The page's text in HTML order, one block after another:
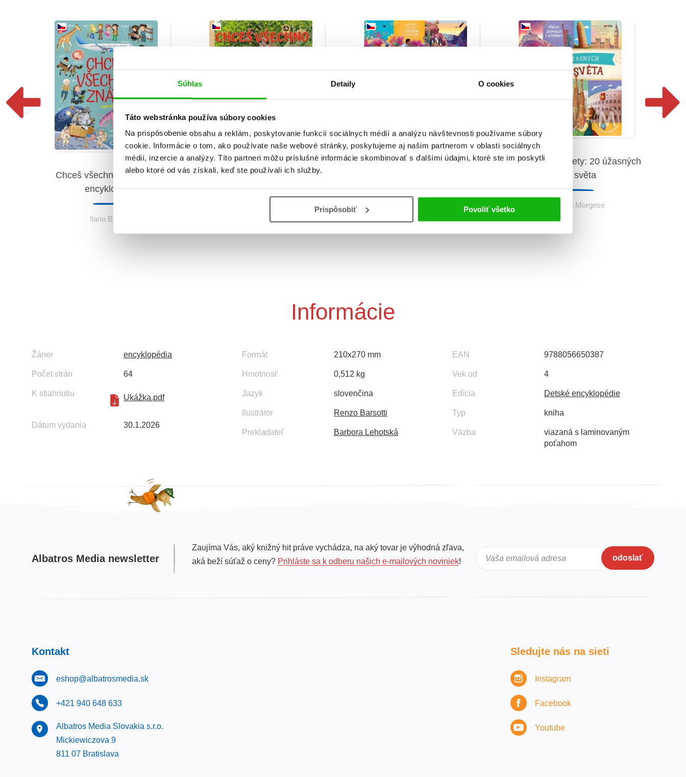
Súhlas Detaily O cookies
Táto webstránka používa súbory cookies
Na prispôsobenie obsahu a reklám, poskytovanie funkcií sociálnych médií a analýzu návštevnosti používame súbory
cookie. Informácie o tom, ako používate naše webové stránky, poskytujeme aj našim partnerom v oblasti sociálnych
médií, inzercie a analýzy. Títo partneri môžu príslušné informácie skombinovať s ďalšími údajmi, ktoré ste im poskytli
alebo ktoré od vás získali, keď ste používali ich služby.
Prispôsobiť Povoliť všetko
Chceš všechno znát? První
encyklopedie
Ilaria Barsotti
Chceš všechno znát? Stromy
Neobyčejné výlety: 20 úžasných
Neobyčejné výlety: 20 úžasných
divů světa
Roberto Morgese
Informácie
Žáner encyklopédia
Počet strán 64
K stiahnutiu Ukážka.pdf
Dátum vydania 30.1.2026
Formát 210x270 mm
Hmotnosť 0,512 kg
Jazyk slovenčina
Ilustrátor Renzo Barsotti
Prekladateľ Barbora Lehotská
EAN 9788056650387
Vek od 4
Edícia Detské encyklopédie
Typ kniha
Väzba
viazaná s laminovaným
poťahom
Albatros Media newsletter
Zaujíma Vás, aký knižný hit práve vychádza, na aký tovar je výhodná zľava,
aká beží súťaž o ceny? Prihláste sa k odberu našich e-mailových noviniek! Vaša emailová adresa odoslať
Kontakt
eshop@albatrosmedia.sk
+421 940 648 633
Albatros Media Slovakia s.r.o.
Mickiewiczova 9
811 07 Bratislava
Sledujte nás na sieti
Instagram
Facebook
Youtube